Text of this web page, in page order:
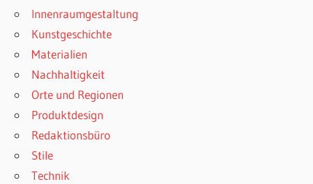
Innenraumgestaltung
Kunstgeschichte
Materialien
Nachhaltigkeit
Orte und Regionen
Produktdesign
Redaktionsbüro
Stile
Technik